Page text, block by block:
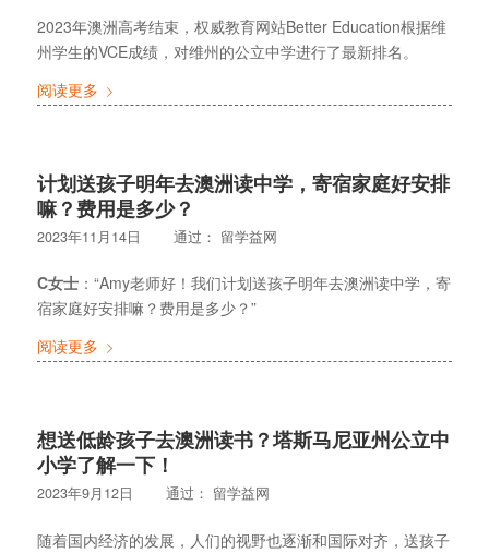
2023年澳洲高考结束，权威教育网站Better Education根据维
州学生的VCE成绩，对维州的公立中学进行了最新排名。
阅读更多
计划送孩子明年去澳洲读中学，寄宿家庭好安排
嘛？费用是多少？
2023年11月14日 通过： 留学益网
C女士：“Amy老师好！我们计划送孩子明年去澳洲读中学，寄
宿家庭好安排嘛？费用是多少？”
阅读更多
想送低龄孩子去澳洲读书？塔斯马尼亚州公立中
小学了解一下！
2023年9月12日 通过： 留学益网
随着国内经济的发展，人们的视野也逐渐和国际对齐，送孩子